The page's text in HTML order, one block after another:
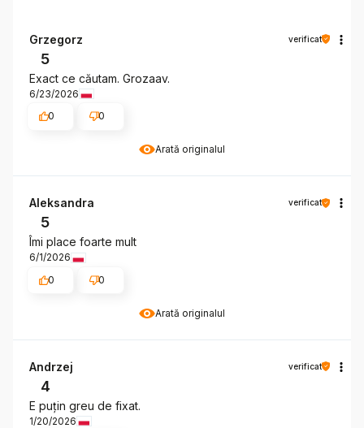
Arată originalul
Grzegorz verificat
5
Exact ce căutam. Grozaav.
6/23/2026
0
0
Arată originalul
Aleksandra verificat
5
Îmi place foarte mult
6/1/2026
0
0
Andrzej verificat
4
E puțin greu de fixat.
1/20/2026